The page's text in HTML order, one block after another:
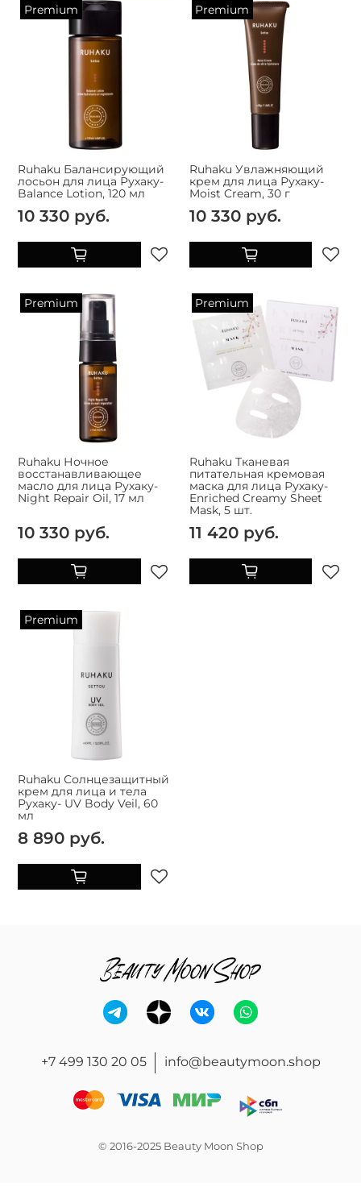
Premium
Ruhaku Балансирующий
лосьон для лица Рухаку-
Balance Lotion, 120 мл
10 330 руб.
Premium
Ruhaku Увлажняющий
крем для лица Рухаку-
Moist Cream, 30 г
10 330 руб.
Premium
Ruhaku Ночное
восстанавливающее
масло для лица Рухаку-
Night Repair Oil, 17 мл
10 330 руб.
Premium
Ruhaku Тканевая
питательная кремовая
маска для лица Рухаку-
Enriched Creamy Sheet
Mask, 5 шт.
11 420 руб.
Premium
Ruhaku Солнцезащитный
крем для лица и тела
Рухаку- UV Body Veil, 60
мл
8 890 руб.
+7 499 130 20 05 info@beautymoon.shop
© 2016-2025 Beauty Moon Shop